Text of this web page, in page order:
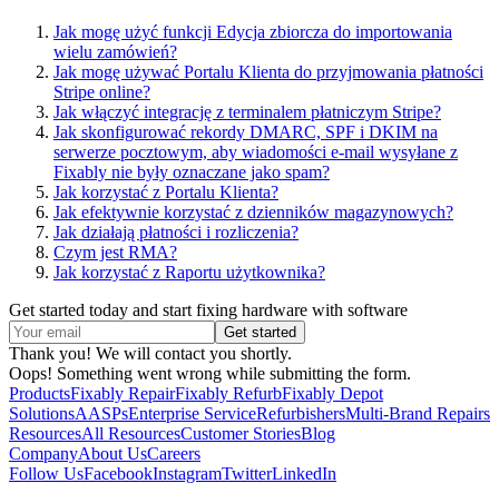
Jak mogę użyć funkcji Edycja zbiorcza do importowania
wielu zamówień?
Jak mogę używać Portalu Klienta do przyjmowania płatności
Stripe online?
Jak włączyć integrację z terminalem płatniczym Stripe?
Jak skonfigurować rekordy DMARC, SPF i DKIM na
serwerze pocztowym, aby wiadomości e-mail wysyłane z
Fixably nie były oznaczane jako spam?
Jak korzystać z Portalu Klienta?
Jak efektywnie korzystać z dzienników magazynowych?
Jak działają płatności i rozliczenia?
Czym jest RMA?
Jak korzystać z Raportu użytkownika?
Get started today and start fixing hardware with software
Thank you! We will contact you shortly.
Oops! Something went wrong while submitting the form.
ProductsFixably RepairFixably RefurbFixably Depot
SolutionsAASPsEnterprise ServiceRefurbishersMulti-Brand Repairs
ResourcesAll ResourcesCustomer StoriesBlog
CompanyAbout UsCareers
Follow UsFacebookInstagramTwitterLinkedIn